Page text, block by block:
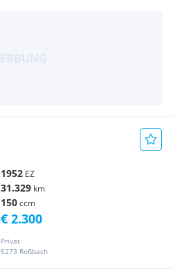
1952 EZ
31.329 km
150ccm
Privat
5273 Roßbach
€ 2.300